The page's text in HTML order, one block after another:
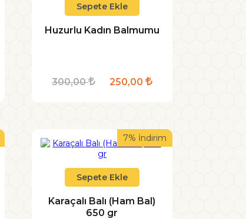
Sepete Ekle
Huzurlu Kadın Balmumu
300,00 250,00
7% İndirim
Sepete Ekle
Karaçalı Balı (Ham Bal)
650 gr